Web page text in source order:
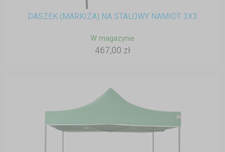
DASZEK (MARKIZA) NA STALOWY NAMIOT 3X3
W magazynie
467,00 zł